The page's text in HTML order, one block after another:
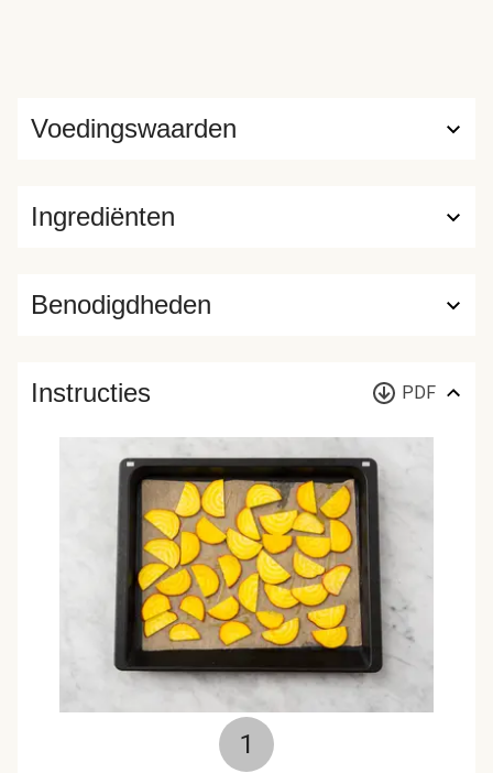
Ingrediënten
Voedingswaarden
Benodigdheden
Instructies PDF
1